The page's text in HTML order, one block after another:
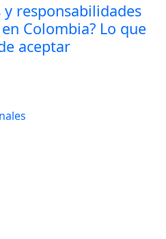
responsabilidades
Colombia? Lo que
aceptar